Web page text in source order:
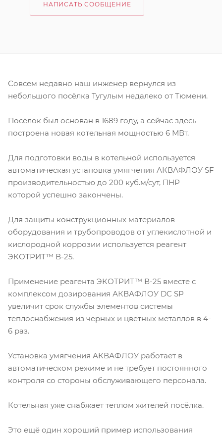
НАПИСАТЬ СООБЩЕНИЕ
Совсем недавно наш инженер вернулся из
небольшого посёлка Тугулым недалеко от Тюмени.
Посёлок был основан в 1689 году, а сейчас здесь
построена новая котельная мощностью 6 МВт.
Для подготовки воды в котельной используется
автоматическая установка умягчения АКВАФЛОУ SF
производительностью до 200 куб.м/сут, ПНР
которой успешно закончены.
Для защиты конструкционных материалов
оборудования и трубопроводов от углекислотной и
кислородной коррозии используется реагент
ЭКОТРИТ™ В-25.
Применение реагента ЭКОТРИТ™ В-25 вместе с
комплексом дозирования АКВАФЛОУ DC SP
увеличит срок службы элементов системы
теплоснабжения из чёрных и цветных металлов в 4-
6 раз.
Установка умягчения АКВАФЛОУ работает в
автоматическом режиме и не требует постоянного
контроля со стороны обслуживающего персонала.
Котельная уже снабжает теплом жителей посёлка.
Это ещё один хороший пример использования